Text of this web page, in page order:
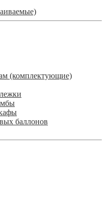
(комплектующие)
баллонов